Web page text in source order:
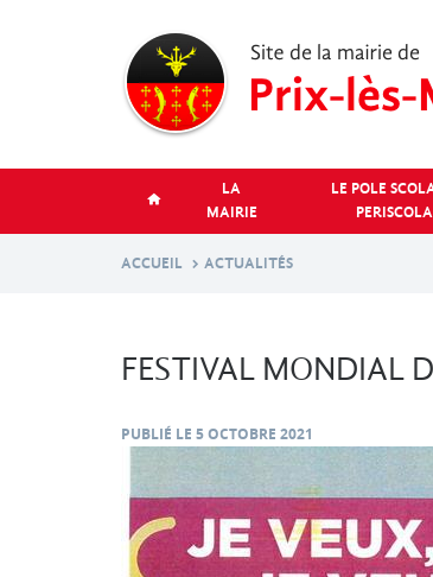
LA
MAIRIE
LE POLE
ACCUEIL ACTUALITÉS
FESTIVAL MONDIAL
PUBLIÉ LE 5 OCTOBRE 2021